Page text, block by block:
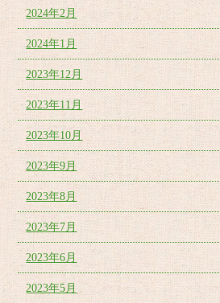
2024年2月
2024年1月
2023年12月
2023年11月
2023年10月
2023年9月
2023年8月
2023年7月
2023年6月
2023年5月